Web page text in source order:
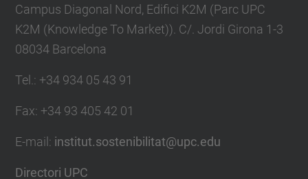
Campus Diagonal Nord, Edifici K2M (Parc UPC
K2M (Knowledge To Market)). C/. Jordi Girona 1-3
08034 Barcelona
Tel. : +34 934 05 43 91
Fax: +34 93 405 42 01
E-mail : institut.sostenibilitat@upc.edu
Directori UPC